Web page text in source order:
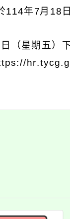
114年7月18
（星期五）